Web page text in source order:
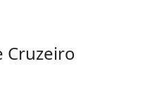
Cruzeiro